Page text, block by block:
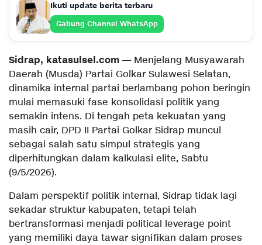
Ikuti update berita terbaru
Gabung Channel WhatsApp
Sidrap, katasulsel.com — Menjelang Musyawarah
Daerah (Musda) Partai Golkar Sulawesi Selatan,
dinamika internal partai berlambang pohon beringin
mulai memasuki fase konsolidasi politik yang
semakin intens. Di tengah peta kekuatan yang
masih cair, DPD II Partai Golkar Sidrap muncul
sebagai salah satu simpul strategis yang
diperhitungkan dalam kalkulasi elite, Sabtu
(9/5/2026).
Dalam perspektif politik internal, Sidrap tidak lagi
sekadar struktur kabupaten, tetapi telah
bertransformasi menjadi political leverage point
yang memiliki daya tawar signifikan dalam proses